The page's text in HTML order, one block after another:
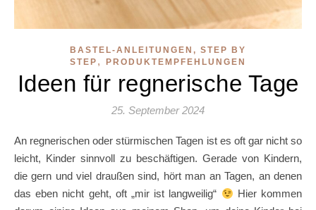
BASTEL-ANLEITUNGEN, STEP BY
STEP , PRODUKTEMPFEHLUNGEN
Ideen für regnerische Tage
25. September 2024
An regnerischen oder stürmischen Tagen ist es oft gar nicht so
leicht, Kinder sinnvoll zu beschäftigen. Gerade von Kindern,
die gern und viel draußen sind, hört man an Tagen, an denen
das eben nicht geht, oft „mir ist langweilig“
Hier kommen